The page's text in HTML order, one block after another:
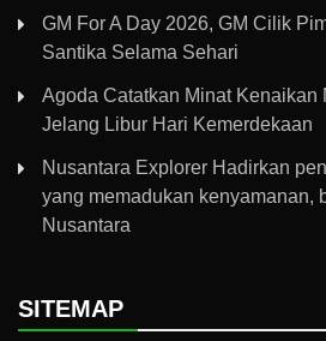
GM For A Day 2026, GM Cilik
Santika Selama Sehari
Agoda Catatkan Minat Kenaikan
Jelang Libur Hari Kemerdekaan
Nusantara Explorer Hadirkan
yang memadukan kenyamanan,
Nusantara
SITEMAP